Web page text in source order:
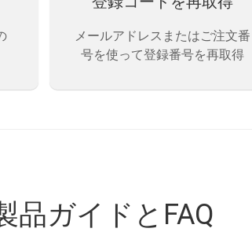
メールアドレスまたはご注文番
号を使って登録番号を再取得
品ガイドとFAQ